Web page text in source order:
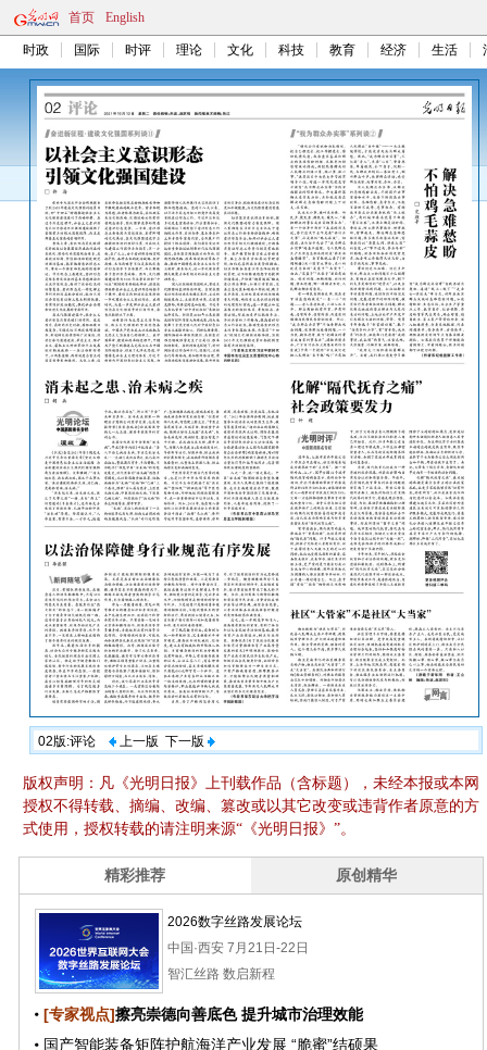
首页 English
时政 国际 时评 理论 文化 科技 教育 经济 生活
02版:评论 上一版 下一版
版权声明：凡《光明日报》上刊载作品（含标题），未经本报或本网
授权不得转载、摘编、改编、篡改或以其它改变或违背作者原意的方
式使用，授权转载的请注明来源“《光明日报》”。